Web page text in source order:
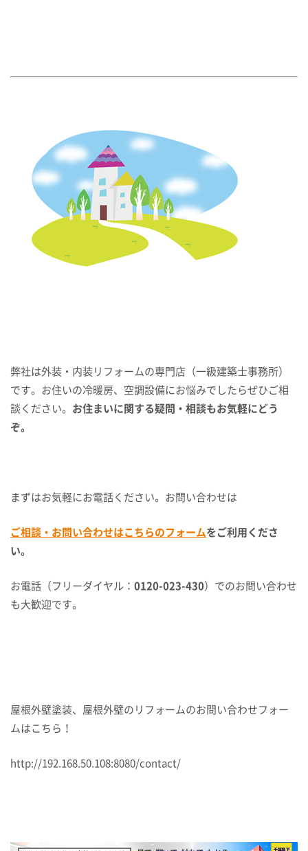
弊社は外装・内装リフォームの専門店（一級建築士事務所）
です。お住いの冷暖房、空調設備にお悩みでしたらぜひご相
談ください。 お住まいに関する疑問・相談もお気軽にどう
ぞ。
まずはお気軽にお電話ください。お問い合わせは
ご相談・お問い合わせはこちらのフォームをご利用くださ
い。
お電話（フリーダイヤル： 0120-023-430）でのお問い合わせ
も大歓迎です。
屋根外壁塗装、屋根外壁のリフォームのお問い合わせフォー
ムはこちら！
http://192.168.50.108:8080/contact/